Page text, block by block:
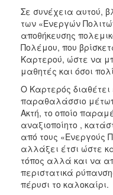
Σε συνέχεια αυτού,
των «Ενεργών
αποθήκευσης
Πολέμου, που
Καρτερού, ώστε να
μαθητές και όσοι
Ο Καρτερός
παραθαλάσσιο
Ακτή, το οποίο
αναξιοποίητο ,
από τους «Ενεργούς
αλλάξει έτσι ώστε
τόπος αλλά και να
περιστατικά
πέρυσι το καλοκαίρι.